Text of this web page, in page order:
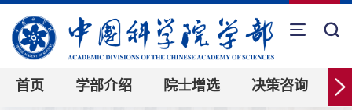
首页 学部介绍 院士增选 决策咨询